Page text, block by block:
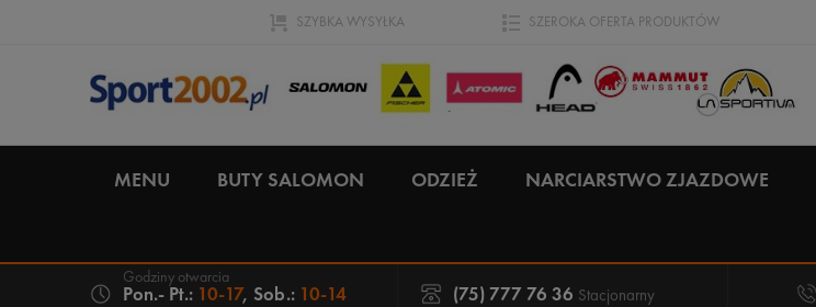
SZYBKA WYSYŁKA SZEROKA OFERTA PRODUKTÓW
MENU BUTY SALOMON ODZIEŻ NARCIARSTWO ZJAZDOWE
Pon.- Pt.: 10-17, Sob.: 10-14 (75) 777 76 36 Stacjonarny